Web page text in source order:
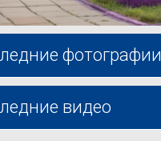
фотографии
видео